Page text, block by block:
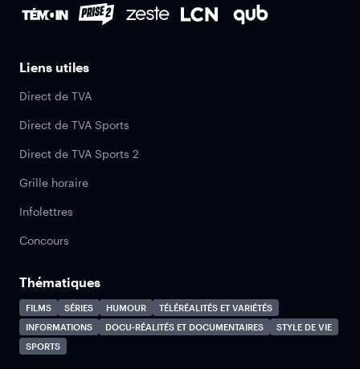
Liens utiles
Direct de TVA
Direct de TVA Sports
Direct de TVA Sports 2
Grille horaire
Infolettres
Concours
Thématiques
FILMS SÉRIES HUMOUR
TÉLÉRÉALITÉS ET VARIÉTÉS
INFORMATIONS
DOCU-RÉALITÉS ET DOCUMENTAIRES
STYLE DE VIE
SPORTS